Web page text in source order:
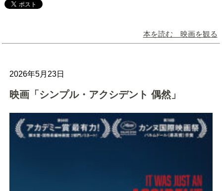
本を読む 映画を観る
2026年5月23日
映画「シンプル・アクシデント 偶然」